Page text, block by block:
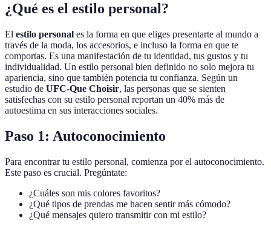
¿Qué es el estilo personal?
El estilo personal es la forma en que eliges presentarte al mundo a
través de la moda, los accesorios, e incluso la forma en que te
comportas. Es una manifestación de tu identidad, tus gustos y tu
individualidad. Un estilo personal bien definido no solo mejora tu
apariencia, sino que también potencia tu confianza. Según un
estudio de UFC-Que Choisir, las personas que se sienten
satisfechas con su estilo personal reportan un 40% más de
autoestima en sus interacciones sociales.
Paso 1: Autoconocimiento
Para encontrar tu estilo personal, comienza por el autoconocimiento.
Este paso es crucial. Pregúntate:
¿Cuáles son mis colores favoritos?
¿Qué tipos de prendas me hacen sentir más cómodo?
¿Qué mensajes quiero transmitir con mi estilo?